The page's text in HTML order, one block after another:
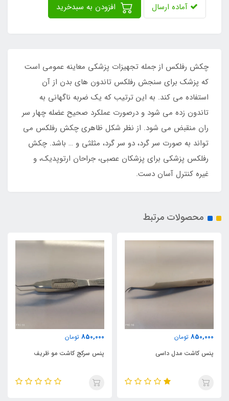
آماده ارسال
چکش رفلکس از جمله تجهیزات پزشکی معاینه عمومی است
که پزشک برای سنجش رفلکس تاندون های بدن از آن
استفاده می کند. به این ترتیب که یک ضربه ناگهانی به
تاندون زده می شود و درصورت عملکرد صحیح عضله چهار سر
ران منقبض می شود. از نظر شکل ظاهری چکش رفلکس می
تواند به صورت سر گرد، دو سر گرد، مثلثی و … باشد. چکش
رفلکس پزشکی برای پزشکان عصبی، جراحان ارتوپدیک، و
غیره کنترل آسان دست.
محصولات مرتبط
850,000 تومان
پنس کاشت مدل داسی
850,000 تومان
پنس سرکج کاشت مو ظریف